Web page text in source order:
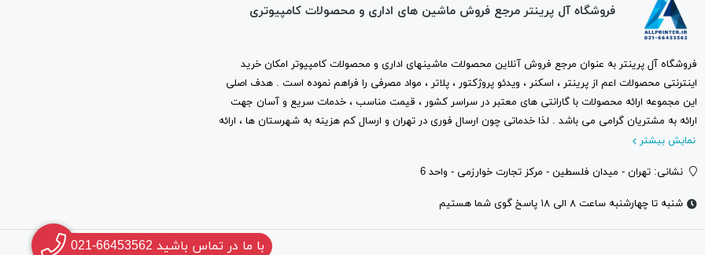
فروشگاه آل پرینتر مرجع فروش ماشین های اداری و محصولات کامپیوتری
فروشگاه آل پرینتر به عنوان مرجع فروش آنلاین محصولات ماشینهای اداری و محصولات کامپیوتر امکان خرید
اینترنتی محصولات اعم از پرینتر ، اسکنر ، ویدئو پروژکتور ، پلاتر ، مواد مصرفی را فراهم نموده است . هدف اصلی
این مجموعه ارائه محصولات با گارانتی های معتبر در سراسر کشور ، قیمت مناسب ، خدمات سریع و آسان جهت
ارائه به مشتریان گرامی می باشد . لذا خدماتی چون ارسال فوری در تهران و ارسال کم هزینه به شهرستان ها ، ارائه
نمایش بیشتر
نشانی: تهران - میدان فلسطین - مرکز تجارت خوارزمی - واحد 6
شنبه تا چهارشنبه ساعت ۸ الی ۱۸ پاسخ گوی شما هستیم
با ما در تماس باشید 66453562-021